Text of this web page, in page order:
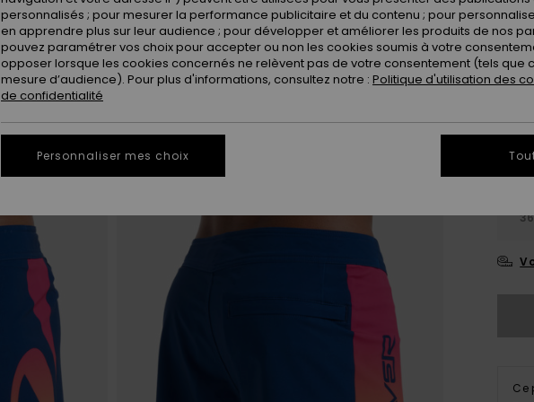
36
Ce
personnalisés ; pour mesurer la performance publicitaire et du contenu ; pour
en apprendre plus sur leur audience ; pour développer et améliorer les produits de nos
pouvez paramétrer vos choix pour accepter ou non les cookies soumis à votre
opposer lorsque les cookies concernés ne relèvent pas de votre consentement (tels que
mesure d’audience). Pour plus d'informations, consultez notre : Politique d'utilisation des
de confidentialité
Personnaliser mes choix